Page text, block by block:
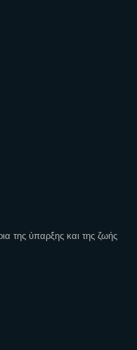
της ύπαρξης και της ζωής